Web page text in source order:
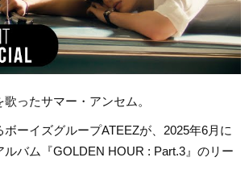
ったサマー・アンセム。
ーイズグループATEEZが、2025年6月に
ルバム『GOLDEN HOUR : Part.3』のリー